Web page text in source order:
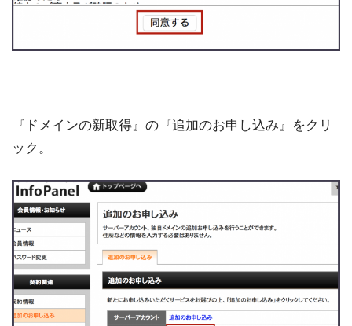
『ドメインの新取得』の『追加のお申し込み』をクリ
ック。